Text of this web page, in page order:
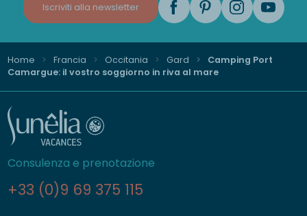
Iscriviti alla newsletter
Home Francia Occitania Gard
Camping Port
Camargue: il vostro soggiorno in riva al mare
Consulenza e prenotazione
+33 (0)9 69 375 115